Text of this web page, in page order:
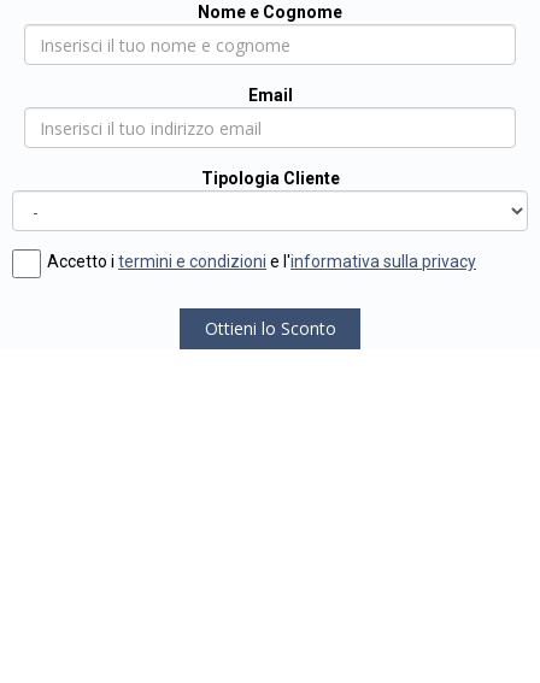
Nome e Cognome
Email
Tipologia Cliente
Accetto i termini e condizioni e l'informativa sulla privacy
Ottieni lo Sconto